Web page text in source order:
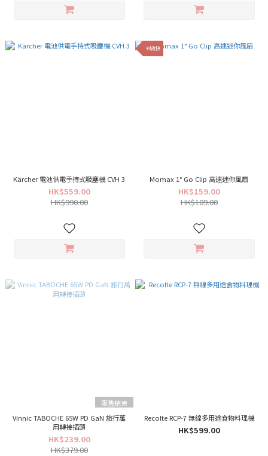
Kärcher 電池供電手持式吸塵機 CVH 3
HK$559.00
HK$990.00
到貨快
Momax 1° Go Clip 高速迷你風扇
HK$159.00
HK$189.00
販售結束
Vinnic TABOCHE 65W PD GaN 旅行萬
用轉接插頭
HK$239.00
HK$379.00
Recolte RCP-7 無線多用途食物料理機
HK$599.00